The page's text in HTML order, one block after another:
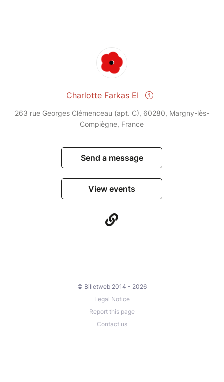
Charlotte Farkas EI
263 rue Georges Clémenceau (apt. C), 60280, Margny-lès-
Compiègne, France
Send a message
View events
© Billetweb 2014 - 2026
Legal Notice
Report this page
Contact us